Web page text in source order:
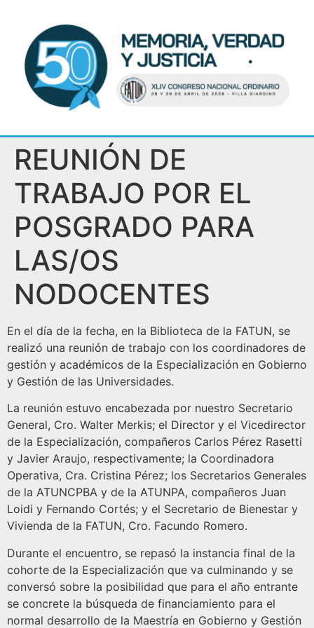
REUNIÓN DE
TRABAJO POR EL
POSGRADO PARA
LAS/OS
NODOCENTES
En el día de la fecha, en la Biblioteca de la FATUN, se
realizó una reunión de trabajo con los coordinadores de
gestión y académicos de la Especialización en Gobierno
y Gestión de las Universidades.
La reunión estuvo encabezada por nuestro Secretario
General, Cro. Walter Merkis; el Director y el Vicedirector
de la Especialización, compañeros Carlos Pérez Rasetti
y Javier Araujo, respectivamente; la Coordinadora
Operativa, Cra. Cristina Pérez; los Secretarios Generales
de la ATUNCPBA y de la ATUNPA, compañeros Juan
Loidi y Fernando Cortés; y el Secretario de Bienestar y
Vivienda de la FATUN, Cro. Facundo Romero.
Durante el encuentro, se repasó la instancia final de la
cohorte de la Especialización que va culminando y se
conversó sobre la posibilidad que para el año entrante
se concrete la búsqueda de financiamiento para el
normal desarrollo de la Maestría en Gobierno y Gestión